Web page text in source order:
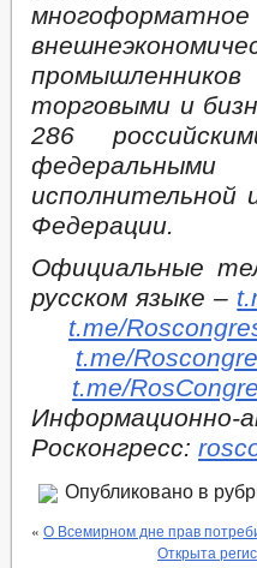
торговыми и
286
исполнительной
Федерации.
Официальные
русском языке –
t.me/
t.me/
t.me/
Росконгресс:
Опубликовано в
« О Всемирном дне прав
Открыта